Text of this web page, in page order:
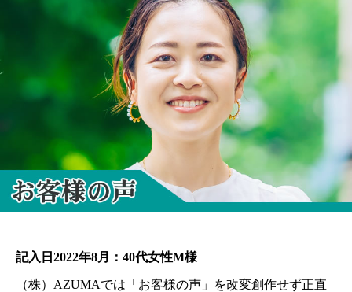
記入日2022年8月：40代女性M様
（株）AZUMAでは「お客様の声」を改変創作せず正直